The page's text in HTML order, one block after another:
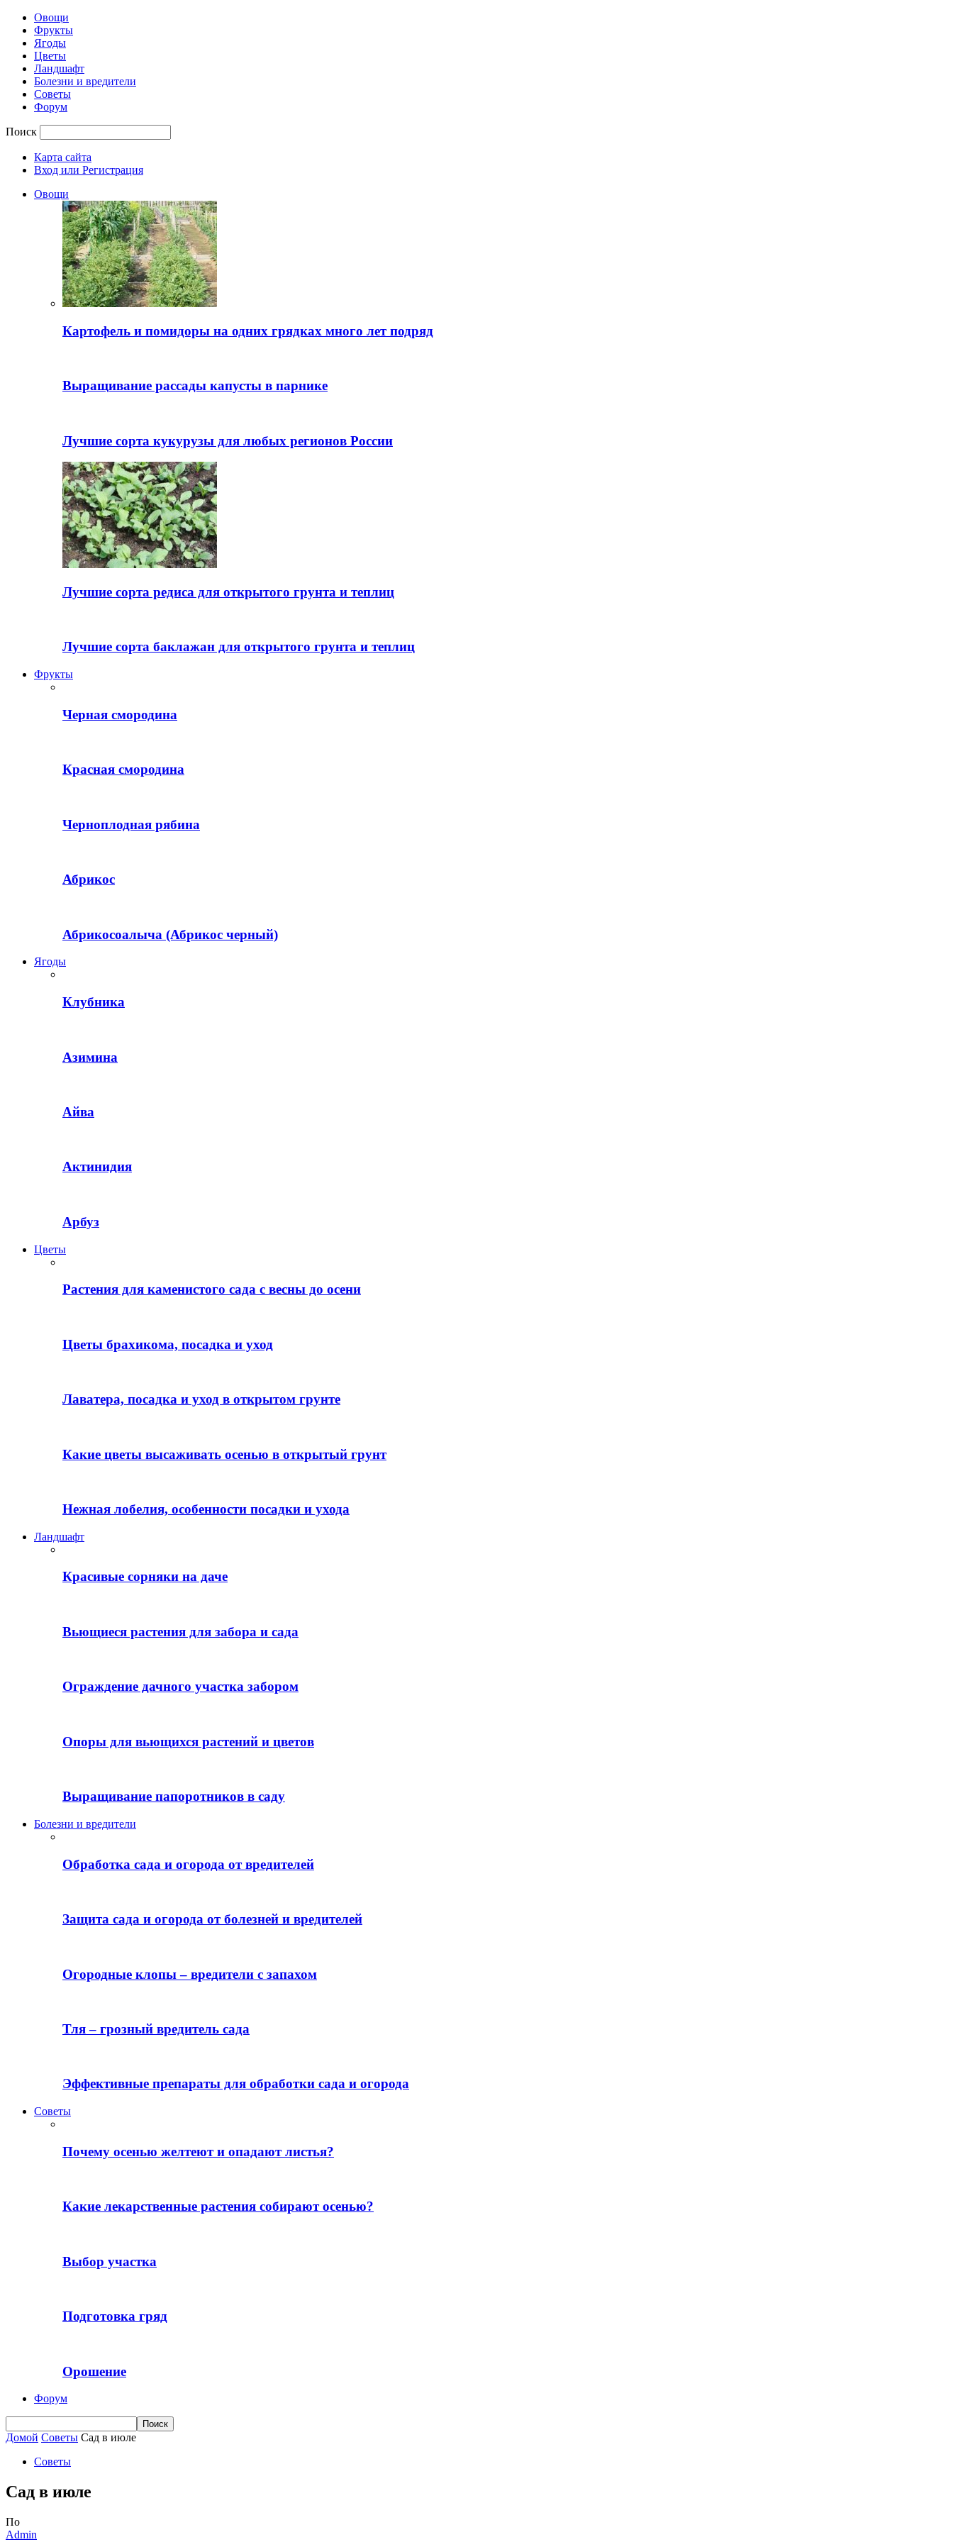
Овощи
Фрукты
Ягоды
Цветы
Ландшафт
Болезни и вредители
Советы
Форум
Поиск
Карта сайта
Вход или Регистрация
Овощи
Картофель и помидоры на одних грядках много лет подряд
Выращивание рассады капусты в парнике
Лучшие сорта кукурузы для любых регионов России
Лучшие сорта редиса для открытого грунта и теплиц
Лучшие сорта баклажан для открытого грунта и теплиц
Фрукты
Черная смородина
Красная смородина
Черноплодная рябина
Абрикос
Абрикосоалыча (Абрикос черный)
Ягоды
Клубника
Азимина
Айва
Актинидия
Арбуз
Цветы
Растения для каменистого сада с весны до осени
Цветы брахикома, посадка и уход
Лаватера, посадка и уход в открытом грунте
Какие цветы высаживать осенью в открытый грунт
Нежная лобелия, особенности посадки и ухода
Ландшафт
Красивые сорняки на даче
Вьющиеся растения для забора и сада
Ограждение дачного участка забором
Опоры для вьющихся растений и цветов
Выращивание папоротников в саду
Болезни и вредители
Обработка сада и огорода от вредителей
Защита сада и огорода от болезней и вредителей
Огородные клопы – вредители с запахом
Тля – грозный вредитель сада
Эффективные препараты для обработки сада и огорода
Советы
Почему осенью желтеют и опадают листья?
Какие лекарственные растения собирают осенью?
Выбор участка
Подготовка гряд
Орошение
Форум
Домой Советы Сад в июле
Советы
Сад в июле
По
Admin